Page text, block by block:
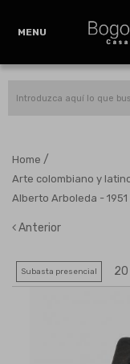
MENU
Home /
Arte colombiano y
Alberto Arboleda - 1951
Anterior
Subasta presencial